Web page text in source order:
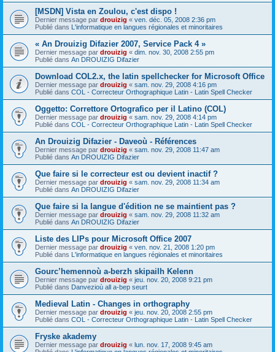
[MSDN] Vista en Zoulou, c'est dispo !
Dernier message par drouizig « ven. déc. 05, 2008 2:36 pm
Publié dans L'informatique en langues régionales et minoritaires
« An Drouizig Difazier 2007, Service Pack 4 »
Dernier message par drouizig « dim. nov. 30, 2008 2:55 pm
Publié dans An DROUIZIG Difazier
Download COL2.x, the latin spellchecker for Microsoft Office
Dernier message par drouizig « sam. nov. 29, 2008 4:16 pm
Publié dans COL - Correcteur Orthographique Latin - Latin Spell Checker
Oggetto: Correttore Ortografico per il Latino (COL)
Dernier message par drouizig « sam. nov. 29, 2008 4:14 pm
Publié dans COL - Correcteur Orthographique Latin - Latin Spell Checker
An Drouizig Difazier - Daveoù - Références
Dernier message par drouizig « sam. nov. 29, 2008 11:47 am
Publié dans An DROUIZIG Difazier
Que faire si le correcteur est ou devient inactif ?
Dernier message par drouizig « sam. nov. 29, 2008 11:34 am
Publié dans An DROUIZIG Difazier
Que faire si la langue d'édition ne se maintient pas ?
Dernier message par drouizig « sam. nov. 29, 2008 11:32 am
Publié dans An DROUIZIG Difazier
Liste des LIPs pour Microsoft Office 2007
Dernier message par drouizig « ven. nov. 21, 2008 1:20 pm
Publié dans L'informatique en langues régionales et minoritaires
Gourc’hemennoù a-berzh skipailh Kelenn
Dernier message par drouizig « jeu. nov. 20, 2008 9:21 pm
Publié dans Danvezioù all a-bep seurt
Medieval Latin - Changes in orthography
Dernier message par drouizig « jeu. nov. 20, 2008 2:55 pm
Publié dans COL - Correcteur Orthographique Latin - Latin Spell Checker
Fryske akademy
Dernier message par drouizig « lun. nov. 17, 2008 9:45 am